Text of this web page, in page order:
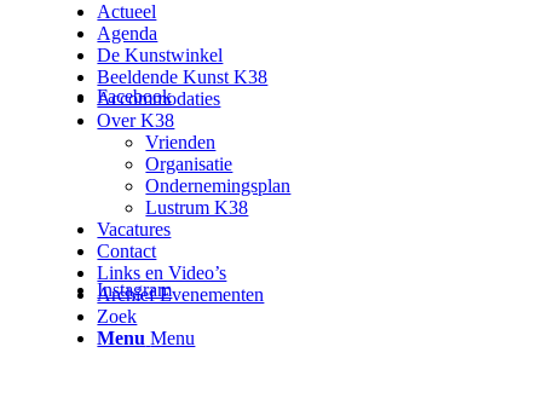
Facebook
Instagram
Actueel
Agenda
De Kunstwinkel
Beeldende Kunst K38
Accommodaties
Over K38
Vrienden
Organisatie
Ondernemingsplan
Lustrum K38
Vacatures
Contact
Links en Video’s
Archief Evenementen
Zoek
Menu Menu